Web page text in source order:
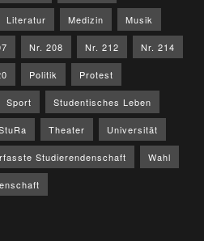
Literatur Medizin Musik
Nr. 208 Nr. 212 Nr. 214
Politik Protest
Sport Studentisches Leben
Theater Universität
Studierendenschaft Wahl